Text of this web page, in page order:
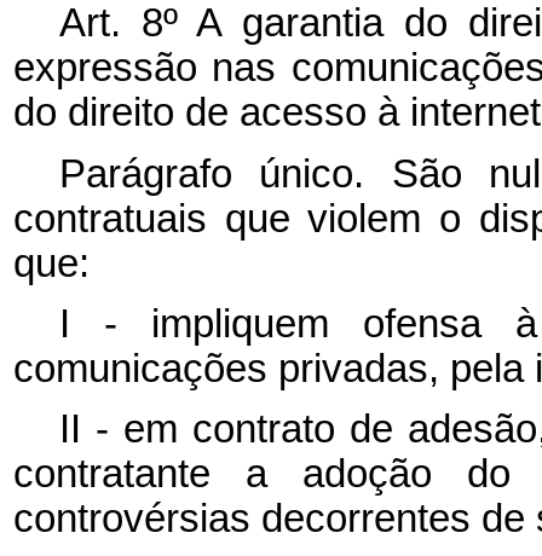
Art. 8ºA garantia do
expressão nas
do direito de acesso à
Parágrafo único. São
contratuais que violem o
que:
I - impliquem ofensa
comunicações privadas, pela
II - em contrato de
contratante a adoção
controvérsias decorrentes